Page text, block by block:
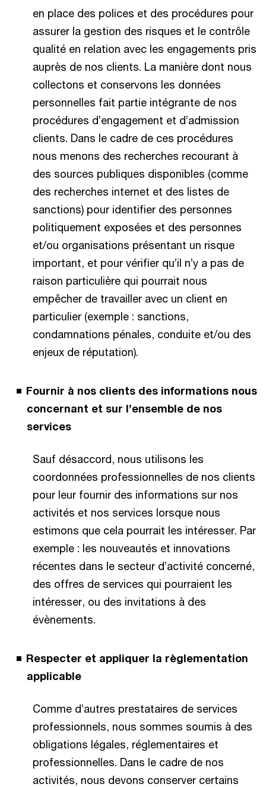
en place des polices et des procédures pour
assurer la gestion des risques et le contrôle
qualité en relation avec les engagements pris
auprès de nos clients. La manière dont nous
collectons et conservons les données
personnelles fait partie intégrante de nos
procédures d’engagement et d’admission
clients. Dans le cadre de ces procédures
nous menons des recherches recourant à
des sources publiques disponibles (comme
des recherches internet et des listes de
sanctions) pour identifier des personnes
politiquement exposées et des personnes
et/ou organisations présentant un risque
important, et pour vérifier qu’il n’y a pas de
raison particulière qui pourrait nous
empêcher de travailler avec un client en
particulier (exemple : sanctions,
condamnations pénales, conduite et/ou des
enjeux de réputation).
Fournir à nos clients des informations nous
concernant et sur l’ensemble de nos
services
Sauf désaccord, nous utilisons les
coordonnées professionnelles de nos clients
pour leur fournir des informations sur nos
activités et nos services lorsque nous
estimons que cela pourrait les intéresser. Par
exemple : les nouveautés et innovations
récentes dans le secteur d’activité concerné,
des offres de services qui pourraient les
intéresser, ou des invitations à des
évènements.
Respecter et appliquer la règlementation
applicable
Comme d’autres prestataires de services
professionnels, nous sommes soumis à des
obligations légales, réglementaires et
professionnelles. Dans le cadre de nos
activités, nous devons conserver certains